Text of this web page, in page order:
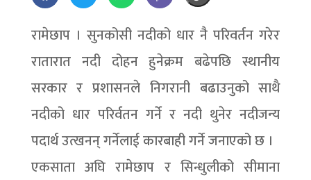
रामेछाप । सुनकोसी नदीको धार नै परिवर्तन गरेर
रातारात नदी दोहन हुनेक्रम बढेपछि स्थानीय
सरकार र प्रशासनले निगरानी बढाउनुको साथै
नदीको धार परिर्वतन गर्ने र नदी थुनेर नदीजन्य
पदार्थ उत्खनन् गर्नेलाई कारबाही गर्ने जनाएको छ ।
एकसाता अघि रामेछाप र सिन्धुलीको सीमाना